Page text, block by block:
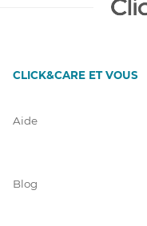
CLICK&CARE ET VOUS
Aide
Blog